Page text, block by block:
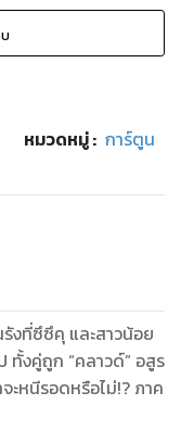
หมวดหมู่: การ์ตูน
งที่ซึซึคุ และสาวน้อย
ทั้งคู่ถูก “คลาวด์” อสูร
หนีรอดหรือไม่!? ภาค